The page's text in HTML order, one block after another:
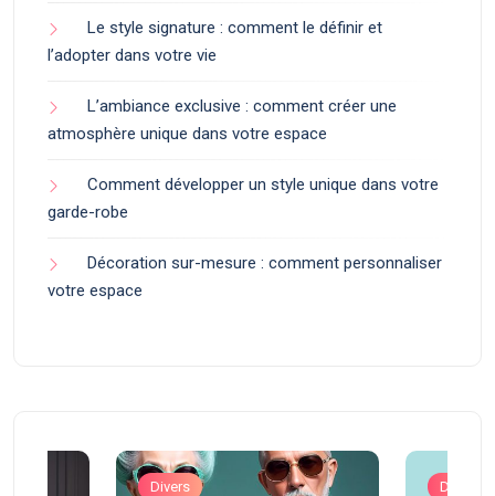
Le style signature : comment le définir et
l’adopter dans votre vie
L’ambiance exclusive : comment créer une
atmosphère unique dans votre espace
Comment développer un style unique dans votre
garde-robe
Décoration sur-mesure : comment personnaliser
votre espace
Divers Divers